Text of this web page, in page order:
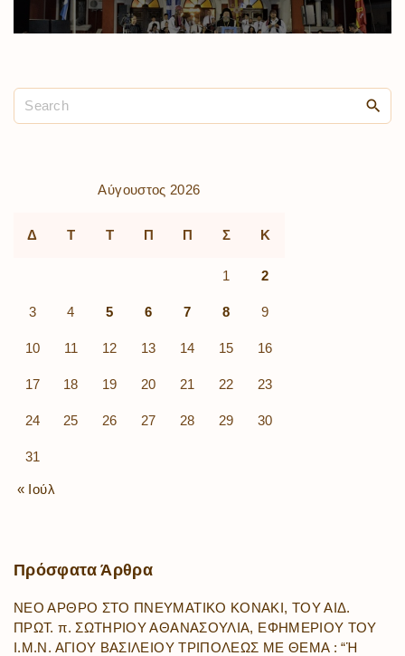
Αύγουστος 2026
Δ Τ Τ Π Π Σ Κ
1 2
3 4 5 6 7 8 9
10 11 12 13 14 15 16
17 18 19 20 21 22 23
24 25 26 27 28 29 30
31
« Ιούλ
Πρόσφατα Άρθρα
ΝΕΟ ΑΡΘΡΟ ΣΤΟ ΠΝΕΥΜΑΤΙΚΟ ΚΟΝΑΚΙ, ΤΟΥ ΑΙΔ.
ΠΡΩΤ. π. ΣΩΤΗΡΙΟΥ ΑΘΑΝΑΣΟΥΛΙΑ, ΕΦΗΜΕΡΙΟΥ ΤΟΥ
Ι.Μ.Ν. ΑΓΙΟΥ ΒΑΣΙΛΕΙΟΥ ΤΡΙΠΟΛΕΩΣ ΜΕ ΘΕΜΑ : “Ἡ